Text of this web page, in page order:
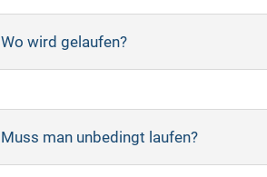
Wo wird gelaufen?
Muss man unbedingt laufen?